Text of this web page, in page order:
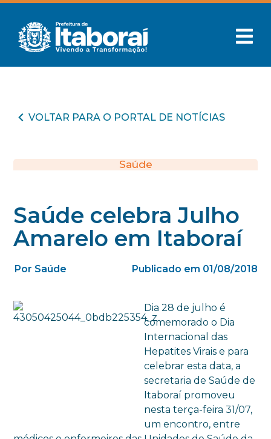
VOLTAR PARA O PORTAL DE NOTÍCIAS
Saúde
Saúde celebra Julho
Amarelo em Itaboraí
Por Saúde Publicado em 01/08/2018
Dia 28 de julho é
comemorado o Dia
Internacional das
Hepatites Virais e para
celebrar esta data, a
secretaria de Saúde de
Itaboraí promoveu
nesta terça-feira 31/07,
um encontro, entre